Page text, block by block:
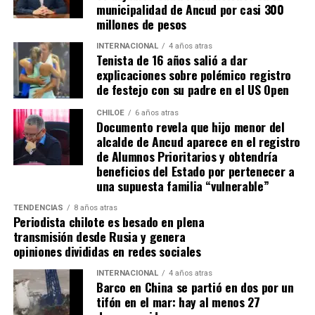
desarrollo local.
“Seguimos trabajando con esperanza, pero sin
certezas”, concluyó el alcalde de Quemchi, reflejando el
sentimiento generalizado entre los ediles de Chiloé ante
la disminución de recursos provenientes de la Subdere.
municipalidad de Ancud por casi 300
millones de pesos
INTERNACIONAL 4 años atras
Tenista de 16 años salió a dar
explicaciones sobre polémico registro
de festejo con su padre en el US Open
CHILOE 6 años atras
Documento revela que hijo menor del
alcalde de Ancud aparece en el registro
de Alumnos Prioritarios y obtendría
beneficios del Estado por pertenecer a
una supuesta familia “vulnerable”
TENDENCIAS 8 años atras
Periodista chilote es besado en plena
transmisión desde Rusia y genera
opiniones divididas en redes sociales
INTERNACIONAL 4 años atras
Barco en China se partió en dos por un
tifón en el mar: hay al menos 27